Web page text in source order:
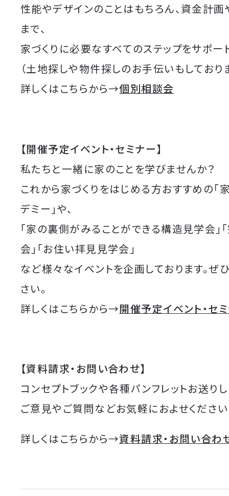
性能やデザインのことはもちろん、資金計
まで、
家づくりに必要なすべてのステップをサポー
（土地探しや物件探しのお手伝いもしており
詳しくはこちらから→個別相談会
【開催予定イベント・セミナー】
私たちと一緒に家のことを学びませんか？
これから家づくりをはじめる方おすすめの「
デミー」や、
「家の裏側がみることができる構造見学会」
会」「お住い拝見見学会」
など様々なイベントを企画しております。ぜ
さい。
詳しくはこちらから→開催予定イベント・セ
【資料請求・お問い合わせ】
コンセプトブックや各種パンフレットお送りし
ご意見やご質問などお気軽におよせください
詳しくはこちらから→資料請求・お問い合わ